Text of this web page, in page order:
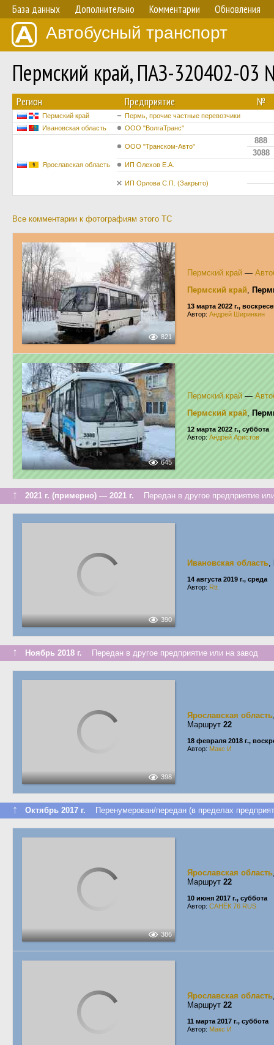
База данных Дополнительно Комментарии Обновления
Автобусный транспорт
Пермский край, ПАЗ-320402-
Регион Предприятие №
Пермский край
Пермь, прочие частные перевозчики
Ивановская область
ООО "ВолгаТранс"
Ярославская область
ООО "Транском-Авто"
888
3088
ИП Олехов Е.А.
ИП Орлова С.П. (Закрыто)
Все комментарии к фотографиям этого ТС
821
Пермский край —
Пермский край,
13 марта 2022 г.,
Автор: Андрей Ширинкин
645
Пермский край —
Пермский край,
12 марта 2022 г., суббота
Автор: Андрей Аристов
↑ 2021 г. (примерно) — 2021 г. Передан в другое предприятие
390
Ивановская область,
14 августа 2019 г., среда
Автор: Rtt
↑ Ноябрь 2018 г. Передан в другое предприятие или на завод
398
Ярославская область
Маршрут 22
18 февраля 2018 г.,
Автор: Макс И
↑ Октябрь 2017 г. Перенумерован/передан (в пределах
386
Ярославская область
Маршрут 22
10 июня 2017 г., суббота
Автор: САНЁК 76 RUS
Ярославская область
Маршрут 22
11 марта 2017 г., суббота
Автор: Макс И